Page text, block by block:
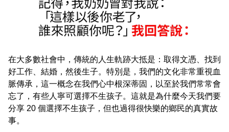
在大多數社會中，傳統的人生軌跡大抵是：取得文憑、找到
好工作、結婚，然後生子。特別是，我們的文化非常重視血
脈傳承，這一概念在我們心中根深蒂固，以至於我們常常會
忘了，有些人寧可選擇不生孩子。這就是為什麼今天我們要
分享 20 個選擇不生孩子，但也過得很快樂的鄉民的真實故
事。